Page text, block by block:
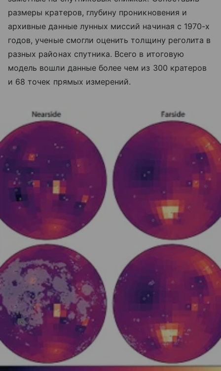
размеры кратеров, глубину проникновения и
архивные данные лунных миссий начиная с 1970-х
годов, ученые смогли оценить толщину реголита в
разных районах спутника. Всего в итоговую
модель вошли данные более чем из 300 кратеров
и 68 точек прямых измерений.